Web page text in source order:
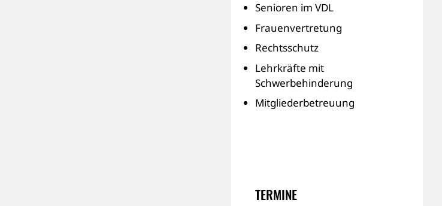
Senioren im VDL
Frauenvertretung
Rechtsschutz
Lehrkräfte mit
Schwerbehinderung
Mitgliederbetreuung
TERMINE